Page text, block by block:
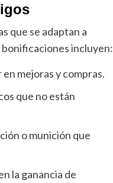
que se adaptan a
incluyen:
mejoras y compras.
que no están
o munición que
la ganancia de